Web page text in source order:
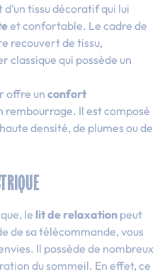
tissu décoratif qui lui
et confortable. Le cadre de
recouvert de tissu,
classique qui possède un
offre un confort
rembourrage. Il est composé
densité, de plumes ou de
le lit de relaxation peut
de sa télécommande, vous
Il possède de nombreux
du sommeil. En effet, ce